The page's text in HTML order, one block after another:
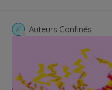
Auteurs Confinés